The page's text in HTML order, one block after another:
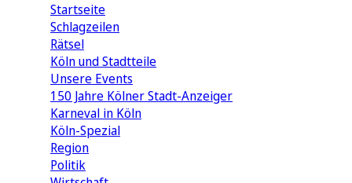
Startseite
Schlagzeilen
Rätsel
Köln und Stadtteile
Unsere Events
150 Jahre Kölner Stadt-Anzeiger
Karneval in Köln
Köln-Spezial
Region
Politik